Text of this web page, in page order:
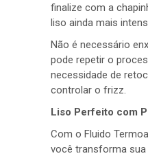
finalize com a
liso ainda mais
Não é necessário
pode repetir o
necessidade de
controlar o frizz.
Liso Perfeito com
Com o Fluido
você transforma